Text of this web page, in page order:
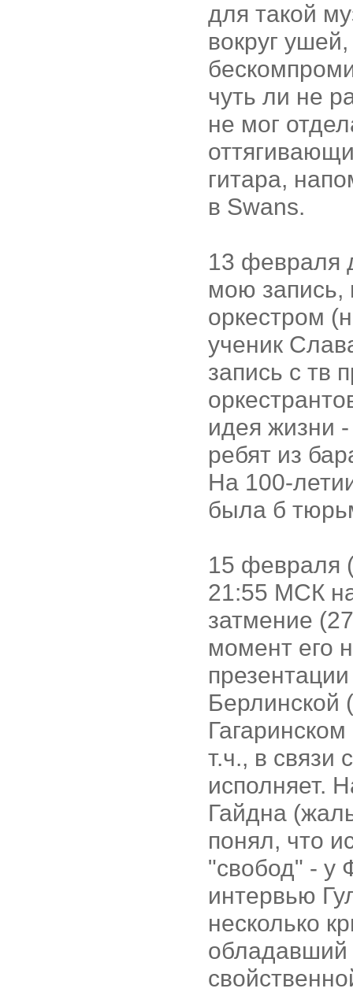
для такой
вокруг
чуть ли не
не мог
гитара,
в Swans.
13 февраля
мою запись,
оркестром
ученик
запись с тв
идея жизни
ребят из
На 100-
была б
15 февраля
21:55 МСК
затмение
момент его
Берлинской
т.ч., в связи
исполняет.
Гайдна
понял, что
"свобод" - у
интервью
несколько
обладавший